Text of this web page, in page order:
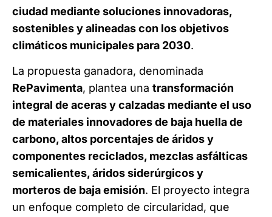
ciudad mediante soluciones innovadoras,
sostenibles y alineadas con los objetivos
climáticos municipales para 2030.
La propuesta ganadora, denominada
RePavimenta, plantea una transformación
integral de aceras y calzadas mediante el uso
de materiales innovadores de baja huella de
carbono, altos porcentajes de áridos y
componentes reciclados, mezclas asfálticas
semicalientes, áridos siderúrgicos y
morteros de baja emisión. El proyecto integra
un enfoque completo de circularidad, que